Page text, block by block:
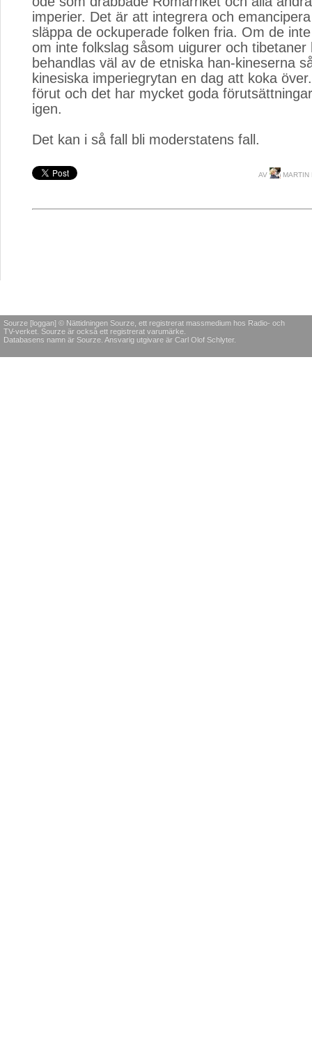
imperier. Det är att integrera och
släppa de ockuperade folken fria. Om de
om inte folkslag såsom uigurer och tibetaner
behandlas väl av de etniska han-kineserna
kinesiska imperiegrytan en dag att koka
förut och det har mycket goda
igen.
Det kan i så fall bli moderstatens fall.
AV MARTIN
Sourze [loggan] © Nättidningen Sourze, ett registrerat massmedium hos Radio- och
TV-verket. Sourze är också ett registrerat varumärke.
Databasens namn är Sourze. Ansvarig utgivare är Carl Olof Schlyter.